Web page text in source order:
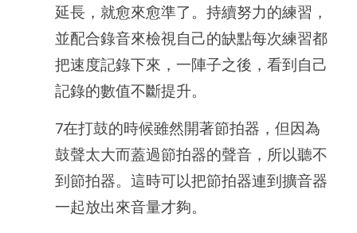
延長，就愈來愈準了。持續努力的練習，
並配合錄音來檢視自己的缺點每次練習都
把速度記錄下來，一陣子之後，看到自己
記錄的數值不斷提升。
7在打鼓的時候雖然開著節拍器，但因為
鼓聲太大而蓋過節拍器的聲音，所以聽不
到節拍器。這時可以把節拍器連到擴音器
一起放出來音量才夠。